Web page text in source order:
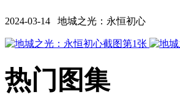
2024-03-14 地城之光：永恒初心
热门图集